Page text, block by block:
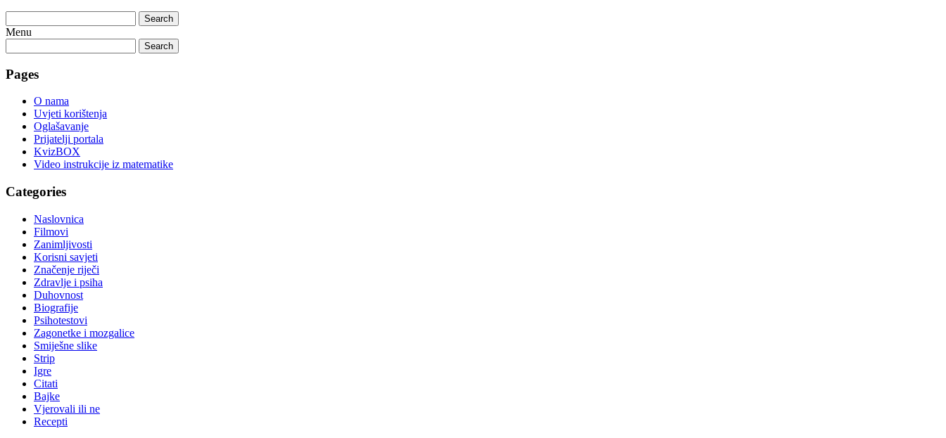
Search
Menu
Search
Pages
O nama
Uvjeti korištenja
Oglašavanje
Prijatelji portala
KvizBOX
Video instrukcije iz matematike
Categories
Naslovnica
Filmovi
Zanimljivosti
Korisni savjeti
Značenje riječi
Zdravlje i psiha
Duhovnost
Biografije
Psihotestovi
Zagonetke i mozgalice
Smiješne slike
Strip
Igre
Citati
Bajke
Vjerovali ili ne
Recepti